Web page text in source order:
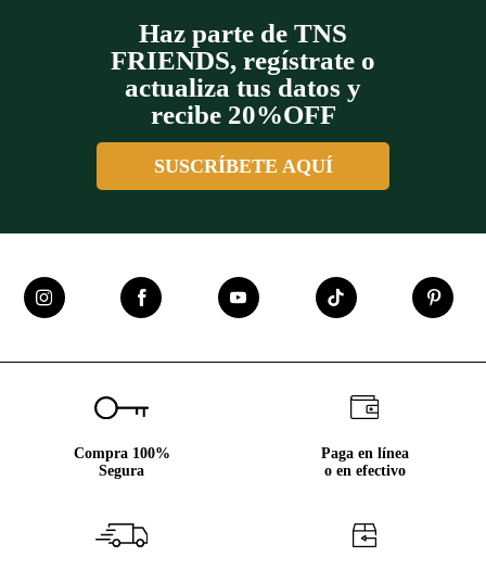
Haz parte de TNS
FRIENDS, regístrate o
actualiza tus datos y
recibe 20%OFF
SUSCRÍBETE AQUÍ
Compra 100%
Segura
Paga en línea
o en efectivo